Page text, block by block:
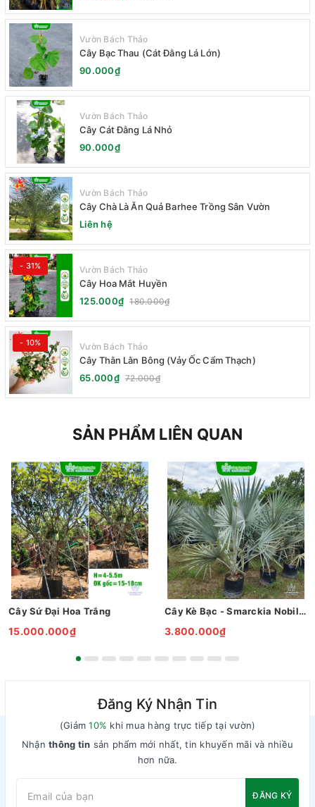
Vườn Bách Thảo
Cây Bạc Thau (Cát Đằng Lá Lớn)
90.000₫
Vườn Bách Thảo
Cây Cát Đằng Lá Nhỏ
90.000₫
Vườn Bách Thảo
Cây Chà Là Ăn Quả Barhee Trồng Sân Vườn
Liên hệ
- 31% Vườn Bách Thảo
Cây Hoa Mắt Huyền
125.000₫ 180.000₫
- 10% Vườn Bách Thảo
Cây Thằn Lằn Bông (Vảy Ốc Cẩm Thạch)
65.000₫ 72.000₫
SẢN PHẨM LIÊN QUAN
Cây Sứ Đại Hoa Trắng
15.000.000₫
Cây Kè Bạc - Smarckia Nobilis
3.800.000₫
Đăng Ký Nhận Tin
(Giảm10% khi mua hàng trực tiếp tại vườn)
Nhậnthông tin sản phẩm mới nhất, tin khuyến mãi và nhiều
hơn nữa.
ĐĂNG KÝ